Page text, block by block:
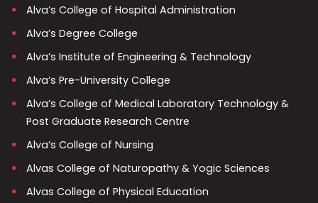
Alva’s College of Hospital Administration
Alva’s Degree College
Alva’s Institute of Engineering & Technology
Alva’s Pre-University College
Alva’s College of Medical Laboratory Technology &
Post Graduate Research Centre
Alva’s College of Nursing
Alvas College of Naturopathy & Yogic Sciences
Alvas College of Physical Education